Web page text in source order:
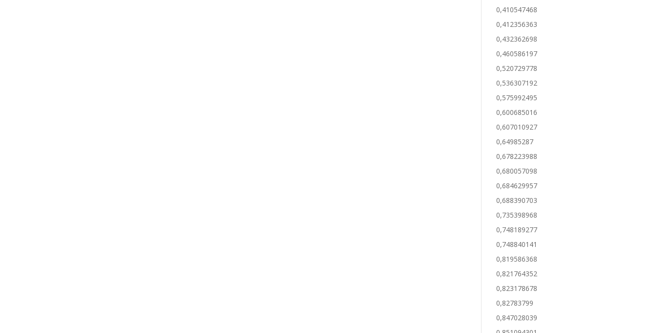
0,410547468
0,412356363
0,432362698
0,460586197
0,520729778
0,536307192
0,575992495
0,600685016
0,607010927
0,64985287
0,678223988
0,680057098
0,684629957
0,688390703
0,735398968
0,748189277
0,748840141
0,819586368
0,821764352
0,823178678
0,82783799
0,847028039